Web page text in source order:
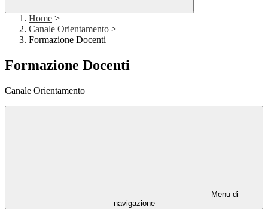
Home >
Canale Orientamento >
Formazione Docenti
Formazione Docenti
Canale Orientamento
Menu di
navigazione